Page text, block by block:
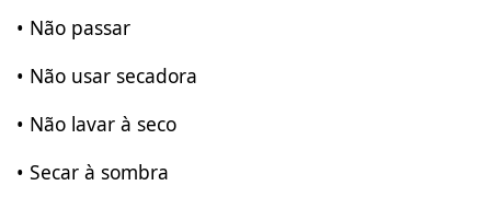
• Não passar
• Não usar secadora
• Não lavar à seco
• Secar à sombra